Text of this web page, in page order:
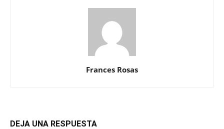
Frances Rosas
DEJA UNA RESPUESTA